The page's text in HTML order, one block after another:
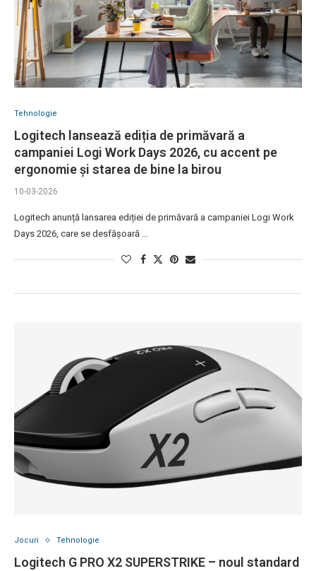
Tehnologie
Logitech lansează ediția de primăvară a
campaniei Logi Work Days 2026, cu accent pe
ergonomie și starea de bine la birou
10-03-2026
Logitech anunță lansarea ediției de primăvară a campaniei Logi Work
Days 2026, care se desfășoară …
Jocuri Tehnologie
Logitech G PRO X2 SUPERSTRIKE – noul standard